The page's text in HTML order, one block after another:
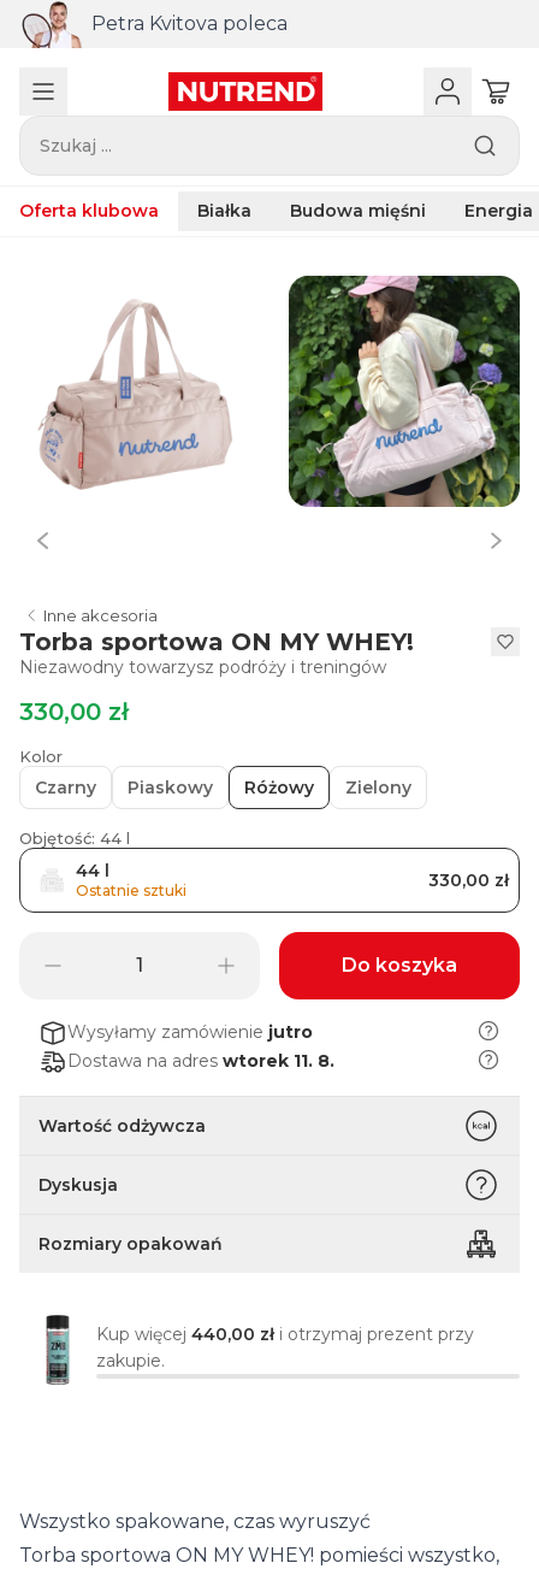
Petra Kvitova poleca
Szukaj ...
Oferta klubowa Białka Budowa mięśni Energia
Inne akcesoria
Torba sportowa ON MY WHEY!
Niezawodny towarzysz podróży i treningów
330,00 zł
Kolor
Czarny Piaskowy Różowy Zielony
Objętość: 44 l
44 l
Ostatnie sztuki 330,00 zł
Do koszyka
Wysyłamy zamówienie jutro
Dostawa na adres wtorek 11. 8.
Wartość odżywcza
Dyskusja
Rozmiary opakowań
Kup więcej 440,00 złi otrzymaj prezent przy
zakupie.
Wszystko spakowane, czas wyruszyć
Torba sportowa ON MY WHEY! pomieści wszystko,